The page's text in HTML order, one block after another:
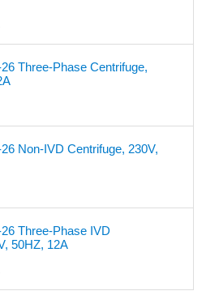
Three-Phase Centrifuge,
Non-IVD Centrifuge, 230V,
Three-Phase IVD
50HZ, 12A